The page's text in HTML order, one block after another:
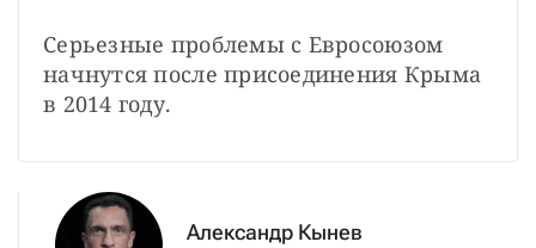
Серьезные проблемы с Евросоюзом
начнутся после присоединения Крыма
в 2014 году.
Александр Кынев